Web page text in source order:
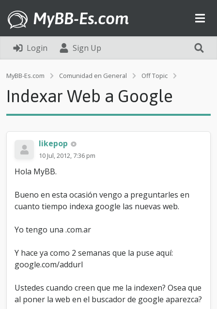
MyBB-Es.com
Login Sign Up
MyBB-Es.com Comunidad en General Off Topic
x
r
o
Indexar Web a Google
likepop
10 Jul, 2012, 7:36 pm
Hola MyBB.
Bueno en esta ocasión vengo a preguntarles en
cuanto tiempo indexa google las nuevas web.
Yo tengo una .com.ar
Y hace ya como 2 semanas que la puse aquí:
google.com/addurl
Ustedes cuando creen que me la indexen? Osea que
al poner la web en el buscador de google aparezca?